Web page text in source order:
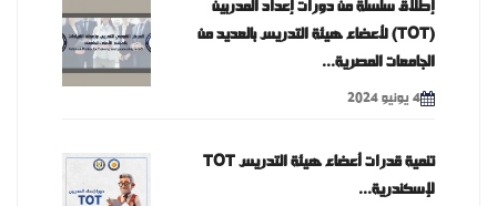
إطلاق سلسلة من دورات إعداد المدربين
(TOT) لأعضاء هيئة التدريس بالعديد من
الجامعات المصرية...
4 يونيو 2024
تنمية قدرات أعضاء هيئة التدريس TOT
لإسكندرية...